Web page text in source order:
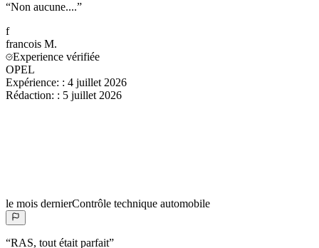
“Non aucune....”
f
francois M.
Experience vérifiée
OPEL
Expérience: : 4 juillet 2026
Rédaction: : 5 juillet 2026
le mois dernierContrôle technique automobile
“RAS, tout était parfait”